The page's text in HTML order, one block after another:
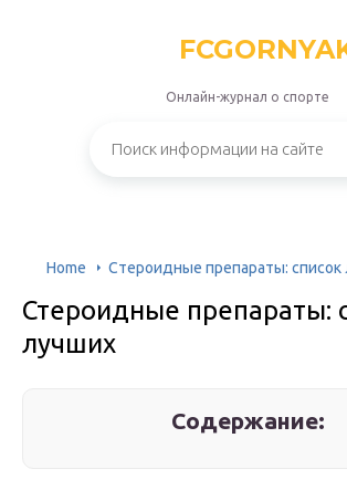
Онлайн-журнал о спорте
Home Стероидные препараты: список
Стероидные препараты:
лучших
Содержание: